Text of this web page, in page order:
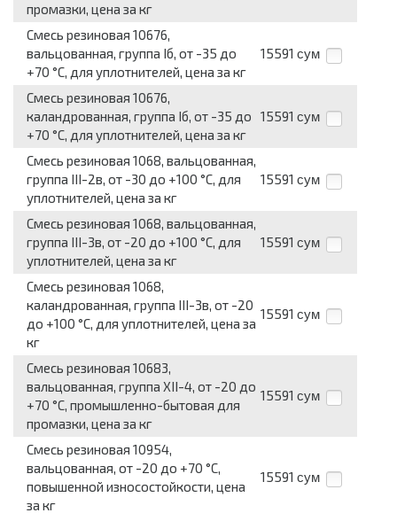
промазки, цена за кг
Смесь резиновая 10676,
вальцованная, группа Iб, от -35 до
+70 °C, для уплотнителей, цена за кг
15591 сум
Смесь резиновая 10676,
каландрованная, группа Iб, от -35 до
+70 °C, для уплотнителей, цена за кг
15591 сум
Смесь резиновая 1068, вальцованная,
группа III-2в, от -30 до +100 °C, для
уплотнителей, цена за кг
15591 сум
Смесь резиновая 1068, вальцованная,
группа III-3в, от -20 до +100 °C, для
уплотнителей, цена за кг
15591 сум
Смесь резиновая 1068,
каландрованная, группа III-3в, от -20
до +100 °C, для уплотнителей, цена за
кг
15591 сум
Смесь резиновая 10683,
вальцованная, группа ХII-4, от -20 до
+70 °C, промышленно-бытовая для
промазки, цена за кг
15591 сум
Смесь резиновая 10954,
вальцованная, от -20 до +70 °C,
повышенной износостойкости, цена
за кг
15591 сум